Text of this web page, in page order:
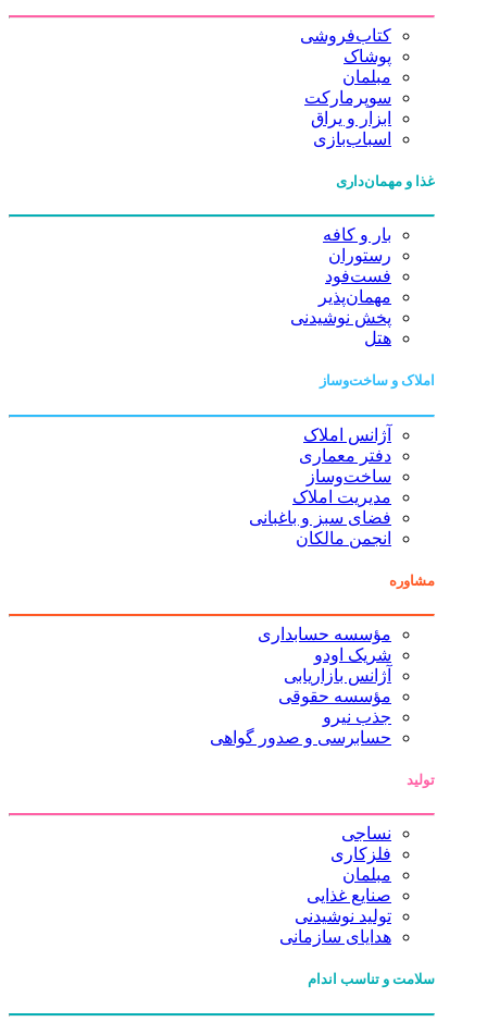
کتاب‌فروشی
پوشاک
مبلمان
سوپرمارکت
ابزار و یراق
اسباب‌بازی
غذا و مهمان‌داری
بار و کافه
رستوران
فست‌فود
مهمان‌پذیر
پخش نوشیدنی
هتل
املاک و ساخت‌وساز
آژانس املاک
دفتر معماری
ساخت‌وساز
مدیریت املاک
فضای سبز و باغبانی
انجمن مالکان
مشاوره
مؤسسه حسابداری
شریک اودو
آژانس بازاریابی
مؤسسه حقوقی
جذب نیرو
حسابرسی و صدور گواهی
تولید
نساجی
فلزکاری
مبلمان
صنایع غذایی
تولید نوشیدنی
هدایای سازمانی
سلامت و تناسب اندام